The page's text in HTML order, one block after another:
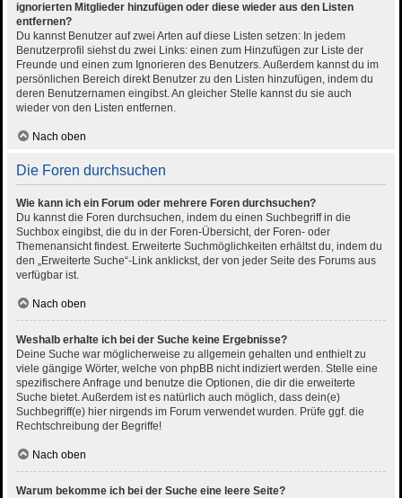
ignorierten Mitglieder hinzufügen oder diese wieder aus den Listen
entfernen?
Du kannst Benutzer auf zwei Arten auf diese Listen setzen: In jedem
Benutzerprofil siehst du zwei Links: einen zum Hinzufügen zur Liste der
Freunde und einen zum Ignorieren des Benutzers. Außerdem kannst du im
persönlichen Bereich direkt Benutzer zu den Listen hinzufügen, indem du
deren Benutzernamen eingibst. An gleicher Stelle kannst du sie auch
wieder von den Listen entfernen.
Nach oben
Die Foren durchsuchen
Wie kann ich ein Forum oder mehrere Foren durchsuchen?
Du kannst die Foren durchsuchen, indem du einen Suchbegriff in die
Suchbox eingibst, die du in der Foren-Übersicht, der Foren- oder
Themenansicht findest. Erweiterte Suchmöglichkeiten erhältst du, indem du
den „Erweiterte Suche“-Link anklickst, der von jeder Seite des Forums aus
verfügbar ist.
Nach oben
Weshalb erhalte ich bei der Suche keine Ergebnisse?
Deine Suche war möglicherweise zu allgemein gehalten und enthielt zu
viele gängige Wörter, welche von phpBB nicht indiziert werden. Stelle eine
spezifischere Anfrage und benutze die Optionen, die dir die erweiterte
Suche bietet. Außerdem ist es natürlich auch möglich, dass dein(e)
Suchbegriff(e) hier nirgends im Forum verwendet wurden. Prüfe ggf. die
Rechtschreibung der Begriffe!
Nach oben
Warum bekomme ich bei der Suche eine leere Seite?